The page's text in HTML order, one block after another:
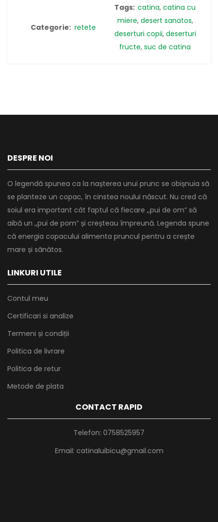
Categorie: retete
Tags: catina, catina cu
miere, desert sanatos,
deserturi copii, deserturi
fructe, suc de catina
DESPRE NOI
O legendă spunea ca la nașterea unui prunc se obișnuia să
se planteze un copac, în cinstea noului născut. Nu cred că
soiul era important cât faptul că fiecare ,,pui de om” să
aibă un ,,pui de pom” și creșteau împreună. Legenda spune
că energia copacului alimenta pruncul pentru a crește
mare și sănătos.
LINKURI UTILE
Contul meu
Certificari si analize
Termeni și condiții
Politica de livrare
Politica de retur
Metode de plata
CONTACT RAPID
Telefon: 0758525957
Email: catinaluibicu@gmail.com